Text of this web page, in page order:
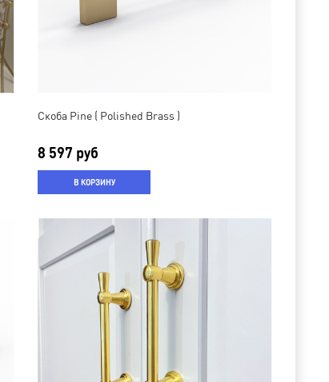
Скоба Pine ( Polished Brass )
8 597 руб
В КОРЗИНУ